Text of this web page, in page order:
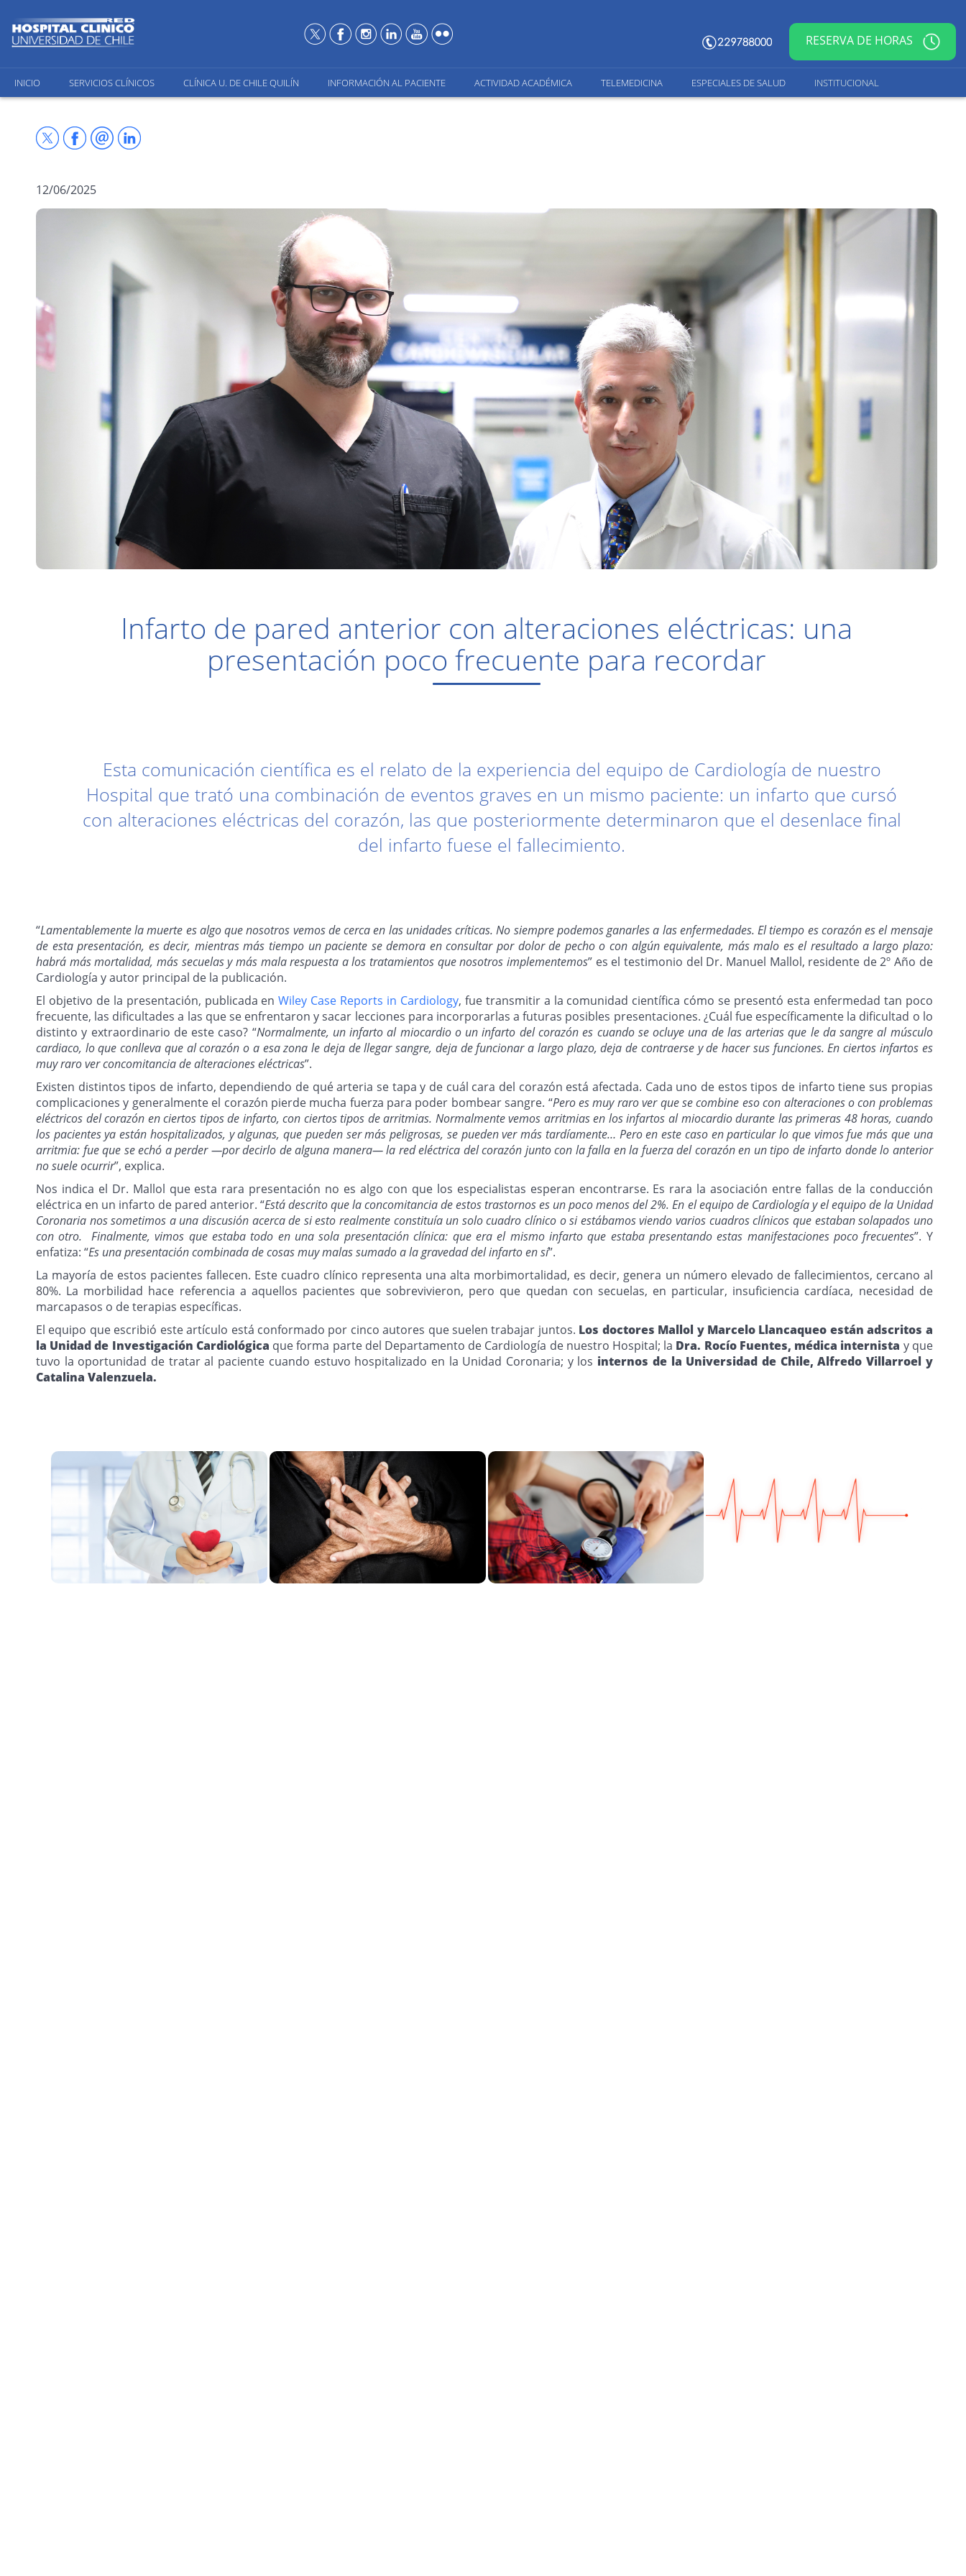
RESERVA DE HORAS
INICIO SERVICIOS CLÍNICOS CLÍNICA U. DE CHILE QUILÍN INFORMACIÓN AL PACIENTE ACTIVIDAD ACADÉMICA TELEMEDICINA ESPECIALES DE SALUD INSTITUCIONAL
12/06/2025
Infarto de pared anterior con alteraciones eléctricas: una
presentación poco frecuente para recordar
Esta comunicación científica es el relato de la experiencia del equipo de Cardiología de nuestro
Hospital que trató una combinación de eventos graves en un mismo paciente: un infarto que cursó
con alteraciones eléctricas del corazón, las que posteriormente determinaron que el desenlace final
del infarto fuese el fallecimiento.
“Lamentablemente la muerte es algo que nosotros vemos de cerca en las unidades críticas. No siempre podemos ganarles a las enfermedades. El tiempo es corazón es el mensaje
de esta presentación, es decir, mientras más tiempo un paciente se demora en consultar por dolor de pecho o con algún equivalente, más malo es el resultado a largo plazo:
habrá más mortalidad, más secuelas y más mala respuesta a los tratamientos que nosotros implementemos” es el testimonio del Dr. Manuel Mallol, residente de 2º Año de
Cardiología y autor principal de la publicación.
El objetivo de la presentación, publicada enWiley Case Reports in Cardiology, fue transmitir a la comunidad científica cómo se presentó esta enfermedad tan poco
frecuente, las dificultades a las que se enfrentaron y sacar lecciones para incorporarlas a futuras posibles presentaciones. ¿Cuál fue específicamente la dificultad o lo
distinto y extraordinario de este caso? “Normalmente, un infarto al miocardio o un infarto del corazón es cuando se ocluye una de las arterias que le da sangre al músculo
cardiaco, lo que conlleva que al corazón o a esa zona le deja de llegar sangre, deja de funcionar a largo plazo, deja de contraerse y de hacer sus funciones. En ciertos infartos es
muy raro ver concomitancia de alteraciones eléctricas”.
Existen distintos tipos de infarto, dependiendo de qué arteria se tapa y de cuál cara del corazón está afectada. Cada uno de estos tipos de infarto tiene sus propias
complicaciones y generalmente el corazón pierde mucha fuerza para poder bombear sangre. “Pero es muy raro ver que se combine eso con alteraciones o con problemas
eléctricos del corazón en ciertos tipos de infarto, con ciertos tipos de arritmias. Normalmente vemos arritmias en los infartos al miocardio durante las primeras 48 horas, cuando
los pacientes ya están hospitalizados, y algunas, que pueden ser más peligrosas, se pueden ver más tardíamente… Pero en este caso en particular lo que vimos fue más que una
arritmia: fue que se echó a perder —por decirlo de alguna manera— la red eléctrica del corazón junto con la falla en la fuerza del corazón en un tipo de infarto donde lo anterior
no suele ocurrir”, explica.
Nos indica el Dr. Mallol que esta rara presentación no es algo con que los especialistas esperan encontrarse. Es rara la asociación entre fallas de la conducción
eléctrica en un infarto de pared anterior. “Está descrito que la concomitancia de estos trastornos es un poco menos del 2%. En el equipo de Cardiología y el equipo de la Unidad
Coronaria nos sometimos a una discusión acerca de si esto realmente constituía un solo cuadro clínico o si estábamos viendo varios cuadros clínicos que estaban solapados uno
con otro. Finalmente, vimos que estaba todo en una sola presentación clínica: que era el mismo infarto que estaba presentando estas manifestaciones poco frecuentes”. Y
enfatiza: “Es una presentación combinada de cosas muy malas sumado a la gravedad del infarto en sí”.
La mayoría de estos pacientes fallecen. Este cuadro clínico representa una alta morbimortalidad, es decir, genera un número elevado de fallecimientos, cercano al
80%. La morbilidad hace referencia a aquellos pacientes que sobrevivieron, pero que quedan con secuelas, en particular, insuficiencia cardíaca, necesidad de
marcapasos o de terapias específicas.
El equipo que escribió este artículo está conformado por cinco autores que suelen trabajar juntos. Los doctores Mallol y Marcelo Llancaqueo están adscritos a
la Unidad de Investigación Cardiológica que forma parte del Departamento de Cardiología de nuestro Hospital; la Dra. Rocío Fuentes, médica internista y que
tuvo la oportunidad de tratar al paciente cuando estuvo hospitalizado en la Unidad Coronaria; y los internos de la Universidad de Chile, Alfredo Villarroel y
Catalina Valenzuela.